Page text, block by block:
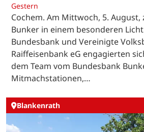
Gestern
Cochem. Am Mittwoch, 5. August,
Bunker in einem besonderen
Bundesbank und Vereinigte
Raiffeisenbank eG engagierten
dem Team vom Bundesbank
Mitmachstationen,…
Blankenrath